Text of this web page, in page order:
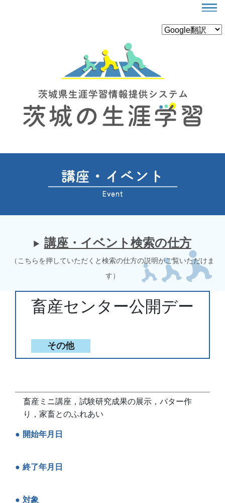
講座・イベント検索の仕方
（こちらを押していただくと検索の仕方の説明がご覧いただけま
す）
畜産センター公開デー
その他
畜産ミニ講座，試験研究成果の展示，バター作
り，家畜とのふれあい
開始年月日
終了年月日
対象